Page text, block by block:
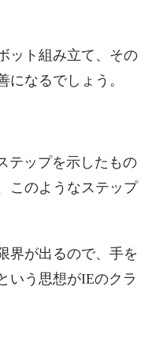
ット組み立て、その
になるでしょう。
テップを示したもの
このようなステップ
界が出るので、手を
いう思想がIEのクラ